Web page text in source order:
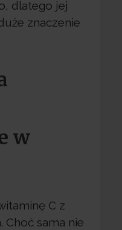
dlatego jej
znaczenie
w
C z
Choć sama nie